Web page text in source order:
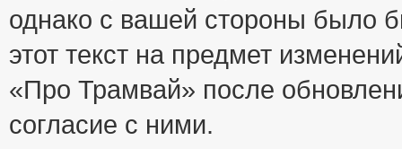
однако с вашей стороны было
этот текст на предмет
«Про Трамвай» после
согласие с ними.